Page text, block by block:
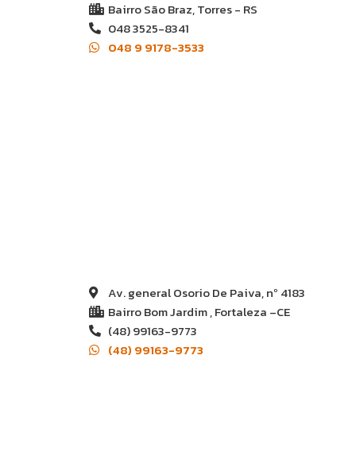
Bairro São Braz, Torres - RS
048 3525-8341
048 9 9178-3533
Av. general Osorio De Paiva, nº 4183
Bairro Bom Jardim , Fortaleza –CE
(48) 99163-9773
(48) 99163-9773